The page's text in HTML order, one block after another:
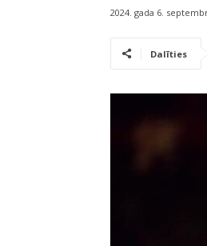
2024. gada 6.
Dalīties